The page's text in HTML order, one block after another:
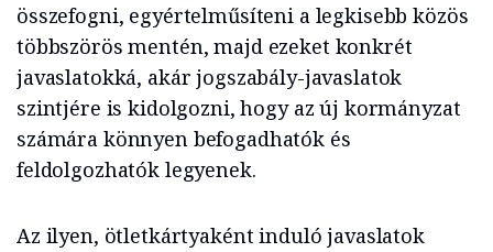
összefogni, egyértelműsíteni a legkisebb közös
többszörös mentén, majd ezeket konkrét
javaslatokká, akár jogszabály-javaslatok
szintjére is kidolgozni, hogy az új kormányzat
számára könnyen befogadhatók és
feldolgozhatók legyenek.
Az ilyen, ötletkártyaként induló javaslatok